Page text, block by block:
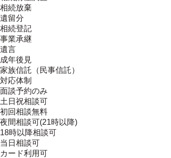
相続放棄
遺留分
相続登記
事業承継
遺言
成年後見
家族信託（民事信託）
対応体制
面談予約のみ
土日祝相談可
初回相談無料
夜間相談可(21時以降)
18時以降相談可
当日相談可
カード利用可